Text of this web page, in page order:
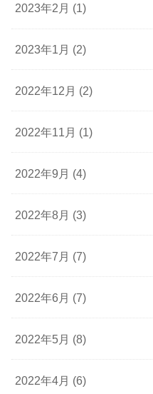
2023年2月 (1)
2023年1月 (2)
2022年12月 (2)
2022年11月 (1)
2022年9月 (4)
2022年8月 (3)
2022年7月 (7)
2022年6月 (7)
2022年5月 (8)
2022年4月 (6)